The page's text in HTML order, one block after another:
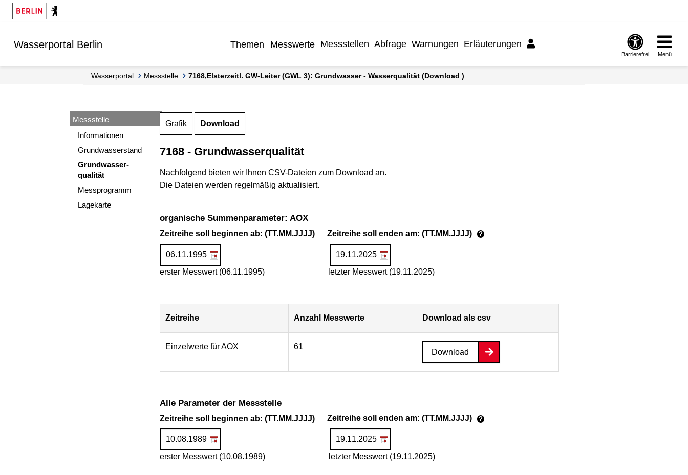
Springe zur Navigation
Springe zum Inhalt
Wasserportal Berlin Themen Messwerte Messstellen Abfrage Warnungen Erläuterungen
Barrierefrei Menü
Wasserportal Messstelle 7168,Elsterzeitl. GW-Leiter (GWL 3): Grundwasser - Wasserqualität (Download )
Messstelle
Informationen
Grundwasserstand
Grundwasser-
qualität
Messprogramm
Lagekarte
Grafik Download
7168 - Grundwasserqualität
Nachfolgend bieten wir Ihnen CSV-Dateien zum Download an.
Die Dateien werden regelmäßig aktualisiert.
organische Summenparameter: AOX
Zeitreihe soll beginnen ab: (TT.MM.JJJJ) Zeitreihe soll enden am: (TT.MM.JJJJ) ?
erster Messwert (06.11.1995) letzter Messwert (19.11.2025)
Zeitreihe Anzahl Messwerte Download als csv
Einzelwerte für AOX 61
Download
Alle Parameter der Messstelle
Zeitreihe soll beginnen ab: (TT.MM.JJJJ) Zeitreihe soll enden am: (TT.MM.JJJJ) ?
erster Messwert (10.08.1989) letzter Messwert (19.11.2025)